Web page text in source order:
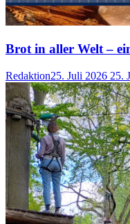
Brot in aller Welt –
Redaktion25. Juli 2026 25.